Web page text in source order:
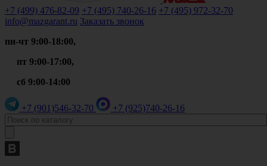
+7 (499) 476-82-09 +7 (495) 740-26-16 +7 (495) 972-32-70
info@mazgarant.ru Заказать звонок
пн-чт 9:00-18:00,
пт 9:00-17:00,
сб 9:00-14:00
+7 (901)546-32-70 +7 (925)740-26-16